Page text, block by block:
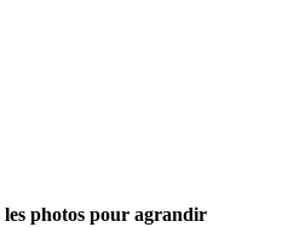
photos pour agrandir